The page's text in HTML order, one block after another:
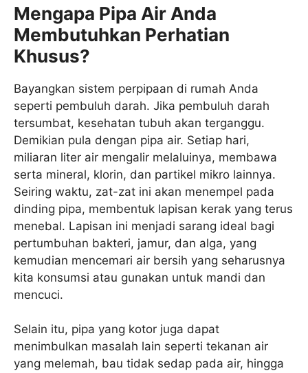
Mengapa Pipa Air Anda
Membutuhkan Perhatian
Khusus?
Bayangkan sistem perpipaan di rumah Anda
seperti pembuluh darah. Jika pembuluh darah
tersumbat, kesehatan tubuh akan terganggu.
Demikian pula dengan pipa air. Setiap hari,
miliaran liter air mengalir melaluinya, membawa
serta mineral, klorin, dan partikel mikro lainnya.
Seiring waktu, zat-zat ini akan menempel pada
dinding pipa, membentuk lapisan kerak yang terus
menebal. Lapisan ini menjadi sarang ideal bagi
pertumbuhan bakteri, jamur, dan alga, yang
kemudian mencemari air bersih yang seharusnya
kita konsumsi atau gunakan untuk mandi dan
mencuci.
Selain itu, pipa yang kotor juga dapat
menimbulkan masalah lain seperti tekanan air
yang melemah, bau tidak sedap pada air, hingga